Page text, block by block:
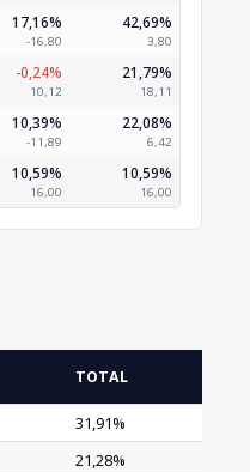
17,16%
-16,80
42,69%
3,80
-0,24%
10,12
21,79%
18,11
10,39%
-11,89
22,08%
6,42
10,59%
16,00
10,59%
16,00
TOTAL
31,91%
21,28%